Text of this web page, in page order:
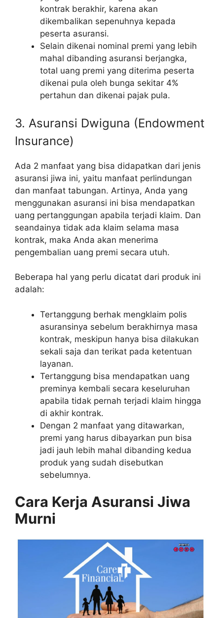
kontrak berakhir, karena akan
dikembalikan sepenuhnya kepada
peserta asuransi.
Selain dikenai nominal premi yang lebih
mahal dibanding asuransi berjangka,
total uang premi yang diterima peserta
dikenai pula oleh bunga sekitar 4%
pertahun dan dikenai pajak pula.
3. Asuransi Dwiguna (Endowment
Insurance)
Ada 2 manfaat yang bisa didapatkan dari jenis
asuransi jiwa ini, yaitu manfaat perlindungan
dan manfaat tabungan. Artinya, Anda yang
menggunakan asuransi ini bisa mendapatkan
uang pertanggungan apabila terjadi klaim. Dan
seandainya tidak ada klaim selama masa
kontrak, maka Anda akan menerima
pengembalian uang premi secara utuh.
Beberapa hal yang perlu dicatat dari produk ini
adalah:
Tertanggung berhak mengklaim polis
asuransinya sebelum berakhirnya masa
kontrak, meskipun hanya bisa dilakukan
sekali saja dan terikat pada ketentuan
layanan.
Tertanggung bisa mendapatkan uang
preminya kembali secara keseluruhan
apabila tidak pernah terjadi klaim hingga
di akhir kontrak.
Dengan 2 manfaat yang ditawarkan,
premi yang harus dibayarkan pun bisa
jadi jauh lebih mahal dibanding kedua
produk yang sudah disebutkan
sebelumnya.
Cara Kerja Asuransi Jiwa
Murni